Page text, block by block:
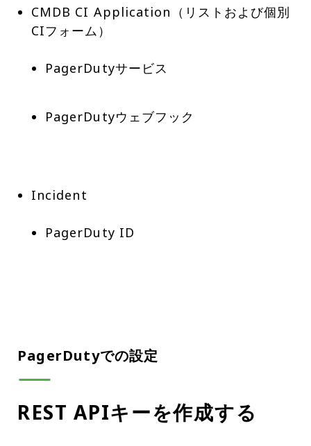
CMDB CI Application（リストおよび個別
PagerDutyサービス
PagerDutyウェブフック
PagerDuty ID
PagerDutyでの設定
REST APIキーを作成する